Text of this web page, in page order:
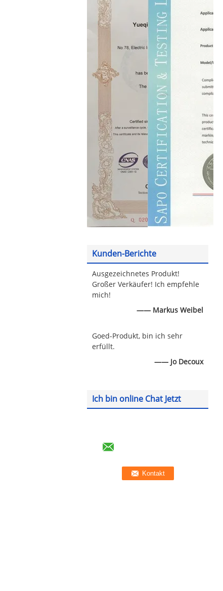
Kunden-Berichte
Ausgezeichnetes Produkt!
Großer Verkäufer! Ich empfehle
mich!
—— Markus Weibel
Goed-Produkt, bin ich sehr
erfüllt.
—— Jo Decoux
Ich bin online Chat Jetzt